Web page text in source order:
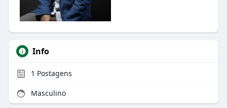
Info
1 Postagens
Masculino